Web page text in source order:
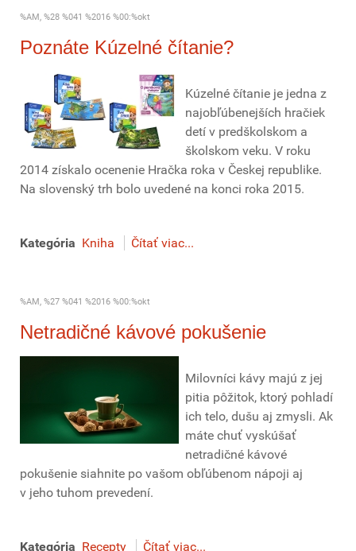
%AM, %28 %041 %2016 %00:%okt
Poznáte Kúzelné čítanie?
Kúzelné čítanie je jedna z
najobľúbenejších hračiek
detí v predškolskom a
školskom veku. V roku
2014 získalo ocenenie Hračka roka v Českej republike.
Na slovenský trh bolo uvedené na konci roka 2015.
Kategória Kniha Čítať viac...
%AM, %27 %041 %2016 %00:%okt
Netradičné kávové pokušenie
Milovníci kávy majú z jej
pitia pôžitok, ktorý pohladí
ich telo, dušu aj zmysli. Ak
máte chuť vyskúšať
netradičné kávové
pokušenie siahnite po vašom obľúbenom nápoji aj
v jeho tuhom prevedení.
Kategória Recepty Čítať viac...